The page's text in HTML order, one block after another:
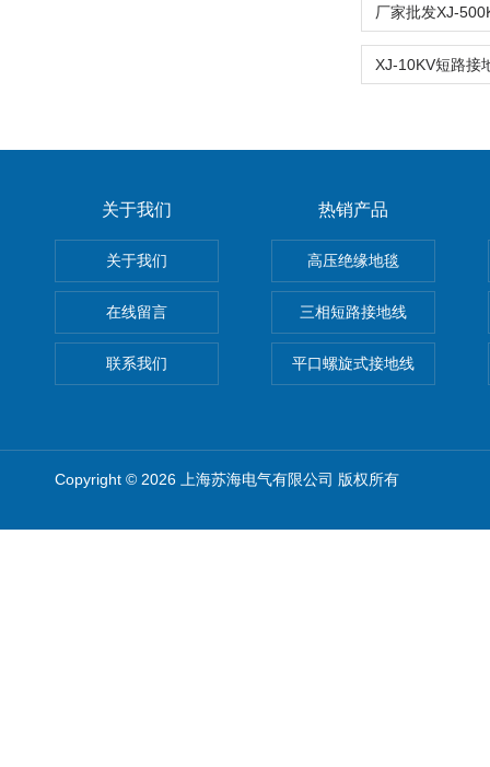
关于我们
关于我们
在线留言
联系我们
热销产品
高压绝缘地毯
三相短路接地线
平口螺旋式接地线
Copyright © 2026 上海苏海电气有限公司 版权所有